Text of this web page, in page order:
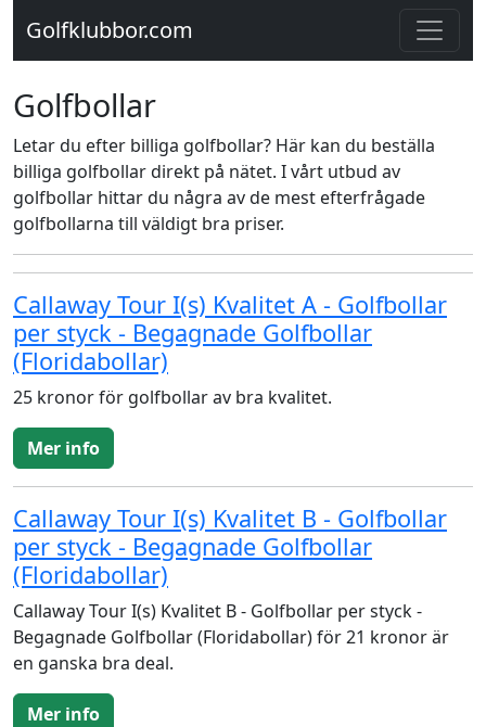
Golfklubbor.com
Golfbollar
Letar du efter billiga golfbollar? Här kan du beställa
billiga golfbollar direkt på nätet. I vårt utbud av
golfbollar hittar du några av de mest efterfrågade
golfbollarna till väldigt bra priser.
Callaway Tour I(s) Kvalitet A - Golfbollar
per styck - Begagnade Golfbollar
(Floridabollar)
25 kronor för golfbollar av bra kvalitet.
Mer info
Callaway Tour I(s) Kvalitet B - Golfbollar
per styck - Begagnade Golfbollar
(Floridabollar)
Callaway Tour I(s) Kvalitet B - Golfbollar per styck -
Begagnade Golfbollar (Floridabollar) för 21 kronor är
en ganska bra deal.
Mer info